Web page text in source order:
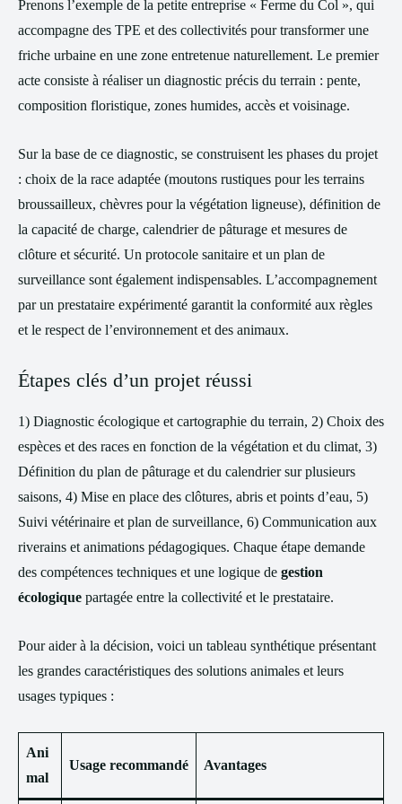
Prenons l’exemple de la petite entreprise « Ferme du Col », qui
accompagne des TPE et des collectivités pour transformer une
friche urbaine en une zone entretenue naturellement. Le premier
acte consiste à réaliser un diagnostic précis du terrain : pente,
composition floristique, zones humides, accès et voisinage.
Sur la base de ce diagnostic, se construisent les phases du projet
: choix de la race adaptée (moutons rustiques pour les terrains
broussailleux, chèvres pour la végétation ligneuse), définition de
la capacité de charge, calendrier de pâturage et mesures de
clôture et sécurité. Un protocole sanitaire et un plan de
surveillance sont également indispensables. L’accompagnement
par un prestataire expérimenté garantit la conformité aux règles
et le respect de l’environnement et des animaux.
Étapes clés d’un projet réussi
1) Diagnostic écologique et cartographie du terrain, 2) Choix des
espèces et des races en fonction de la végétation et du climat, 3)
Définition du plan de pâturage et du calendrier sur plusieurs
saisons, 4) Mise en place des clôtures, abris et points d’eau, 5)
Suivi vétérinaire et plan de surveillance, 6) Communication aux
riverains et animations pédagogiques. Chaque étape demande
des compétences techniques et une logique de gestion
écologique partagée entre la collectivité et le prestataire.
Pour aider à la décision, voici un tableau synthétique présentant
les grandes caractéristiques des solutions animales et leurs
usages typiques :
Ani
mal
Usage recommandé Avantages